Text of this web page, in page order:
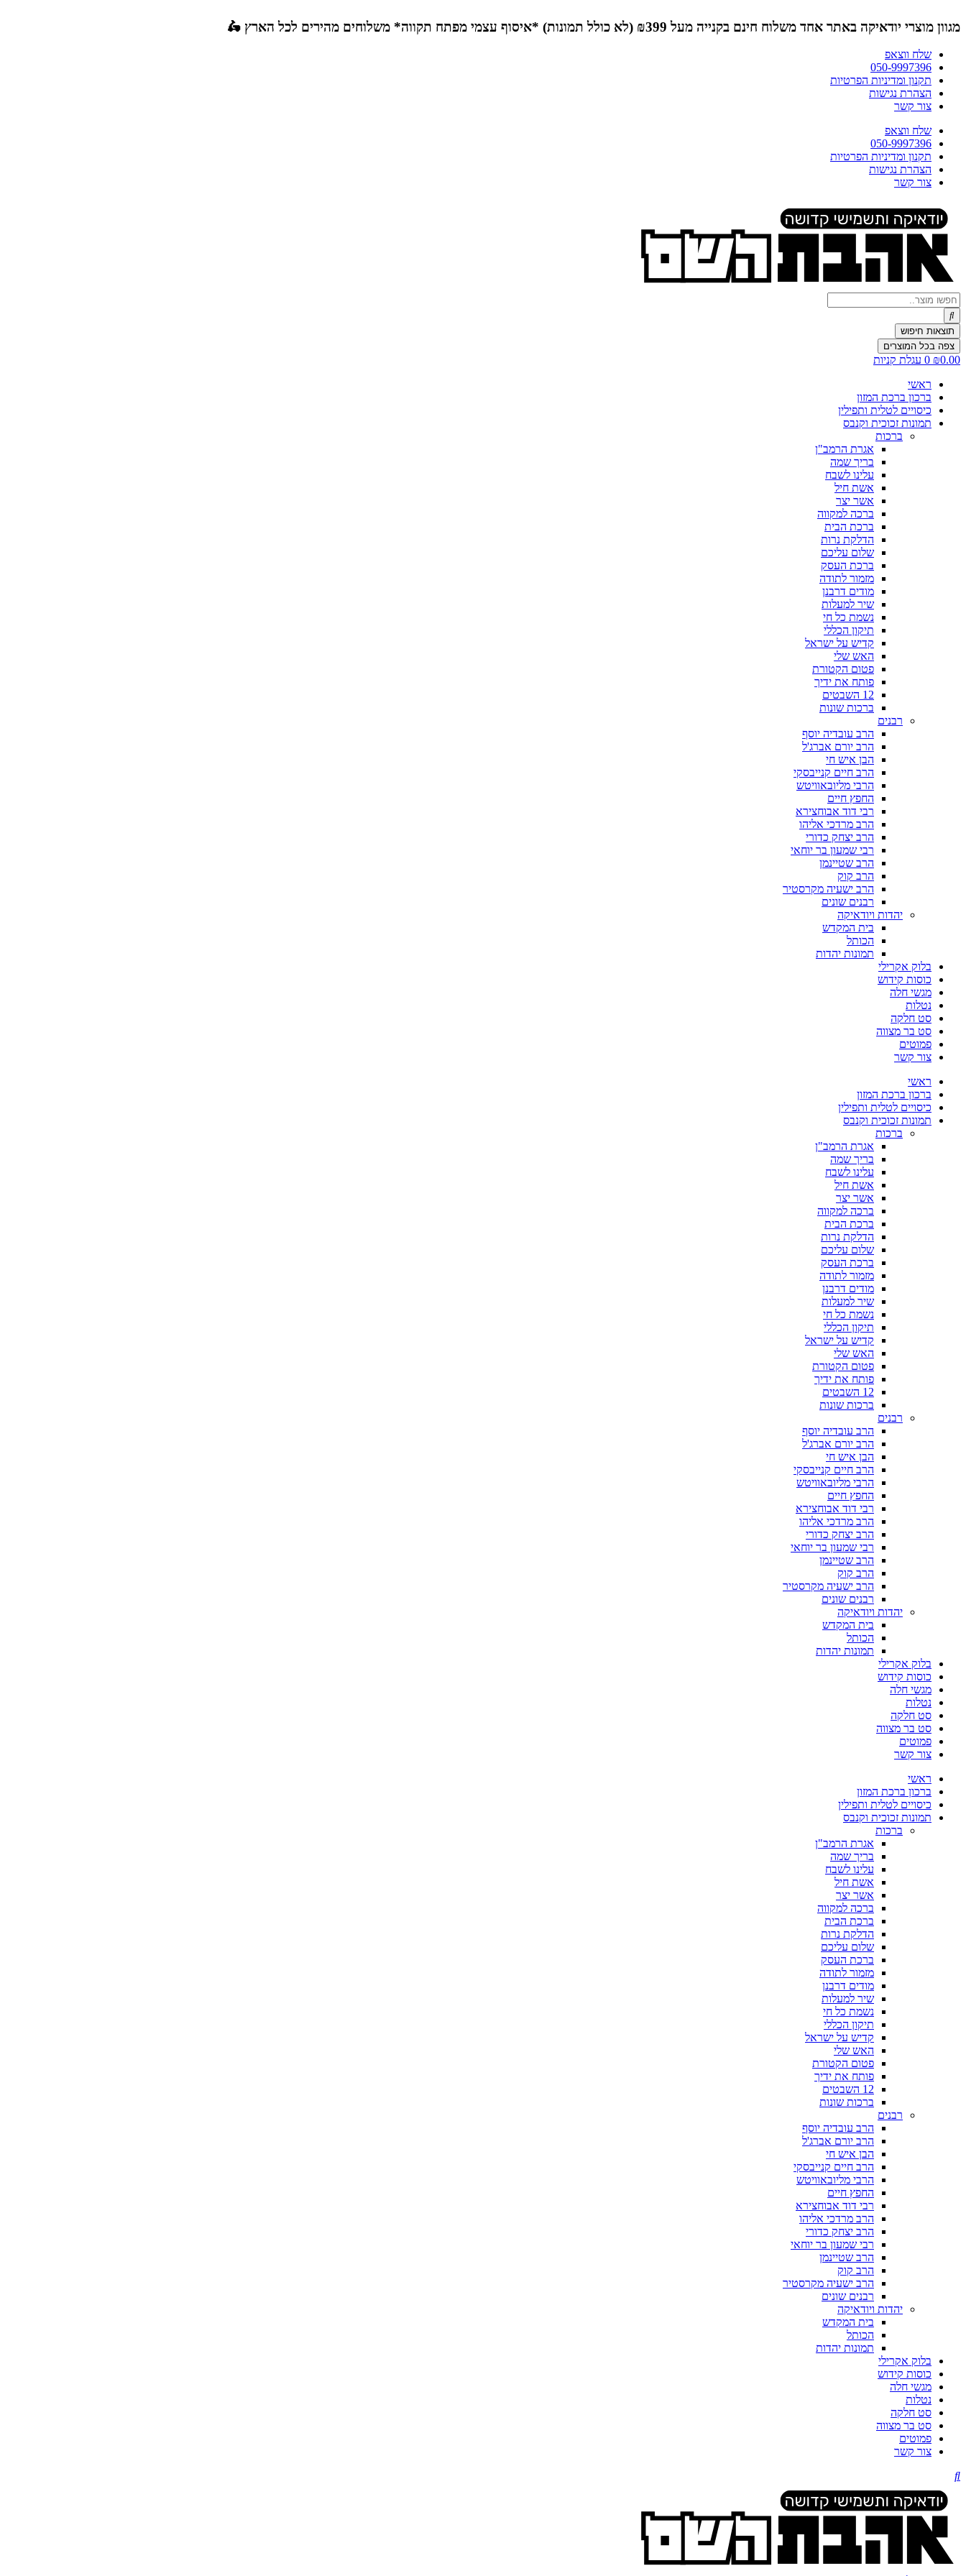
לתוכן
מגוון מוצרי יודאיקה באתר אחד משלוח חינם בקנייה מעל ₪399 (לא כולל תמונות) *איסוף עצמי מפתח תקווה* משלוחים מהירים לכל הארץ 🛵
שלח ווצאפ
050-9997396
תקנון ומדיניות הפרטיות
הצהרת נגישות
צור קשר
שלח ווצאפ
050-9997396
תקנון ומדיניות הפרטיות
הצהרת נגישות
צור קשר
Search
...
תוצאות חיפוש
צפה בכל המוצרים
₪0.00
0 עגלת קניות
ראשי
ברכון ברכת המזון
כיסויים לטלית ותפילין
תמונות זכוכית וקנבס
ברכות
אגרת הרמב"ן
בריך שמה
עלינו לשבח
אשת חיל
אשר יצר
ברכה למקווה
ברכת הבית
הדלקת נרות
שלום עליכם
ברכת העסק
מזמור לתודה
מודים דרבנן
שיר למעלות
נשמת כל חי
תיקון הכללי
קדיש על ישראל
האש שלי
פטום הקטורת
פותח את ידיך
12 השבטים
ברכות שונות
רבנים
הרב עובדיה יוסף
הרב יורם אברג'ל
הבן איש חי
הרב חיים קנייבסקי
הרבי מליובאוויטש
החפץ חיים
רבי דוד אבוחצירא
הרב מרדכי אליהו
הרב יצחק כדורי
רבי שמעון בר יוחאי
הרב שטיינמן
הרב קוק
הרב ישעיה מקרסטיר
רבנים שונים
יהדות ויודאיקה
בית המקדש
הכותל
תמונות יהדות
בלוק אקרילי
כוסות קידוש
מגשי חלה
נטלות
סט חלקה
סט בר מצווה
פמוטים
צור קשר
ראשי
ברכון ברכת המזון
כיסויים לטלית ותפילין
תמונות זכוכית וקנבס
ברכות
אגרת הרמב"ן
בריך שמה
עלינו לשבח
אשת חיל
אשר יצר
ברכה למקווה
ברכת הבית
הדלקת נרות
שלום עליכם
ברכת העסק
מזמור לתודה
מודים דרבנן
שיר למעלות
נשמת כל חי
תיקון הכללי
קדיש על ישראל
האש שלי
פטום הקטורת
פותח את ידיך
12 השבטים
ברכות שונות
רבנים
הרב עובדיה יוסף
הרב יורם אברג'ל
הבן איש חי
הרב חיים קנייבסקי
הרבי מליובאוויטש
החפץ חיים
רבי דוד אבוחצירא
הרב מרדכי אליהו
הרב יצחק כדורי
רבי שמעון בר יוחאי
הרב שטיינמן
הרב קוק
הרב ישעיה מקרסטיר
רבנים שונים
יהדות ויודאיקה
בית המקדש
הכותל
תמונות יהדות
בלוק אקרילי
כוסות קידוש
מגשי חלה
נטלות
סט חלקה
סט בר מצווה
פמוטים
צור קשר
ראשי
ברכון ברכת המזון
כיסויים לטלית ותפילין
תמונות זכוכית וקנבס
ברכות
אגרת הרמב"ן
בריך שמה
עלינו לשבח
אשת חיל
אשר יצר
ברכה למקווה
ברכת הבית
הדלקת נרות
שלום עליכם
ברכת העסק
מזמור לתודה
מודים דרבנן
שיר למעלות
נשמת כל חי
תיקון הכללי
קדיש על ישראל
האש שלי
פטום הקטורת
פותח את ידיך
12 השבטים
ברכות שונות
רבנים
הרב עובדיה יוסף
הרב יורם אברג'ל
הבן איש חי
הרב חיים קנייבסקי
הרבי מליובאוויטש
החפץ חיים
רבי דוד אבוחצירא
הרב מרדכי אליהו
הרב יצחק כדורי
רבי שמעון בר יוחאי
הרב שטיינמן
הרב קוק
הרב ישעיה מקרסטיר
רבנים שונים
יהדות ויודאיקה
בית המקדש
הכותל
תמונות יהדות
בלוק אקרילי
כוסות קידוש
מגשי חלה
נטלות
סט חלקה
סט בר מצווה
פמוטים
צור קשר